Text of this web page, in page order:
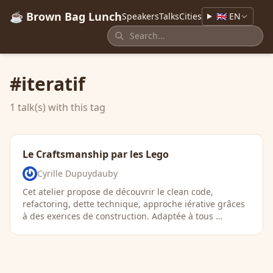
☕ Brown Bag LunchSpeakersTalksCities 🇬🇧 EN
#iteratif
1 talk(s) with this tag
Le Craftsmanship par les Lego
Cyrille Dupuydauby
Cet atelier propose de découvrir le clean code,
refactoring, dette technique, approche iérative grâces
à des exerices de construction. Adaptée à tous …